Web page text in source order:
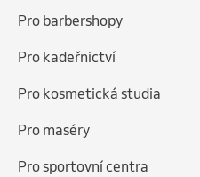
Pro barbershopy
Pro kadeřnictví
Pro kosmetická studia
Pro maséry
Pro sportovní centra